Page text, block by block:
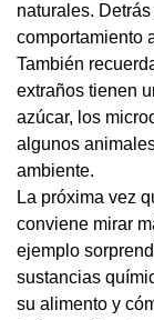
naturales.
comportamiento
También
extraños tienen
azúcar, los
algunos
ambiente.
La próxima vez
conviene mirar
ejemplo
sustancias
su alimento y